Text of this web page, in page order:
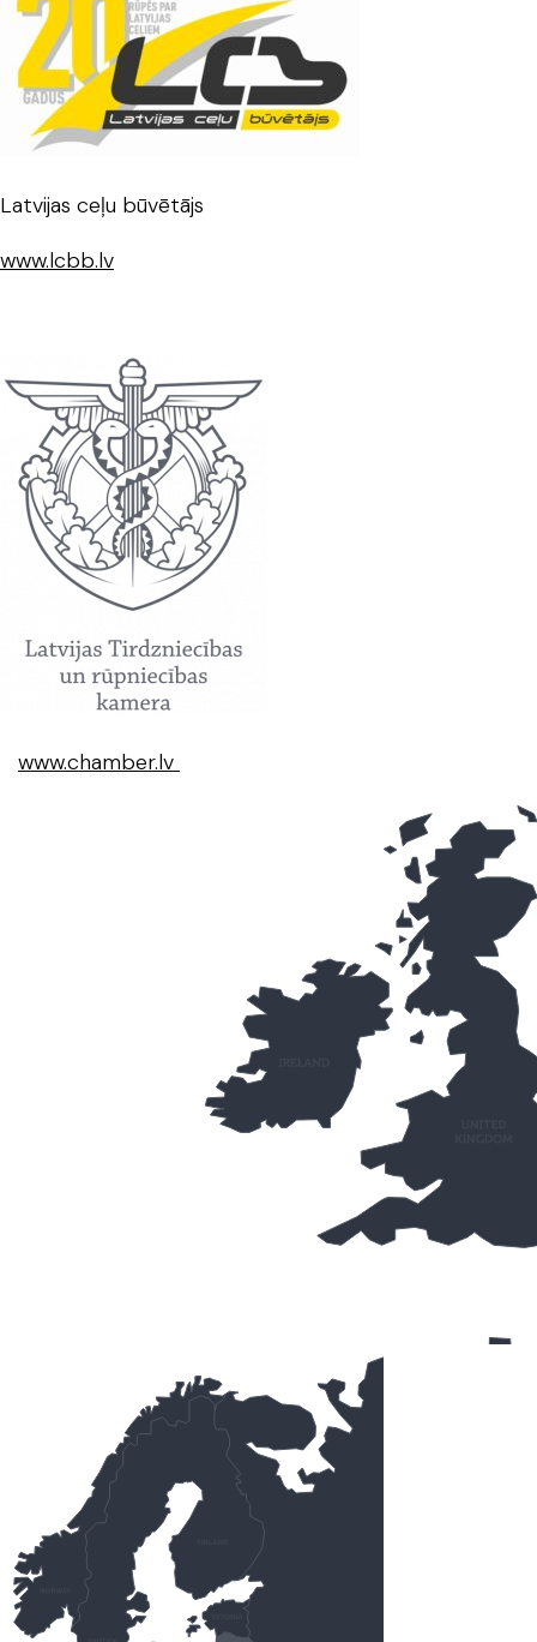
Latvijas ceļu būvētājs
www.lcbb.lv
www.chamber.lv